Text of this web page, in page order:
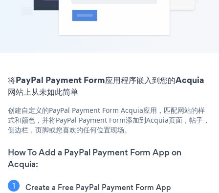
将PayPal Payment Form应用程序嵌入到您的Acquia
网站上从未如此简单
创建自定义的PayPal Payment Form Acquia应用，匹配网站的样
式和颜色，并将PayPal Payment Form添加到Acquia页面，帖子，
侧边栏，页脚或您喜欢的任何位置现场。
How To Add a PayPal Payment Form App on
Acquia:
Create a Free PayPal Payment Form App